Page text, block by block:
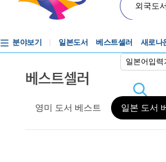
외국도
일본어입력
분야보기 일본도서 베스트셀러 새로나
베스트셀러
영미 도서 베스트 일본 도서